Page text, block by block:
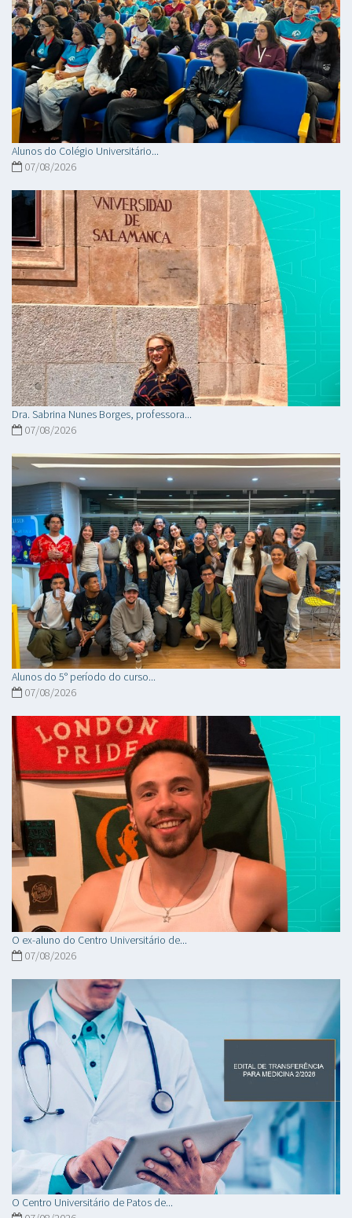
Alunos do Colégio Universitário...
07/08/2026
Dra. Sabrina Nunes Borges, professora...
07/08/2026
Alunos do 5° período do curso...
07/08/2026
O ex-aluno do Centro Universitário de...
07/08/2026
O Centro Universitário de Patos de...